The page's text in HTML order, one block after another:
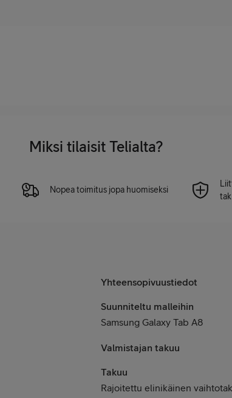
Miksi tilaisit Telialta?
Nopea toimitus jopa huomiseksi
Yhteensopivuustiedot
Suunniteltu malleihin
Samsung Galaxy Tab A8
Valmistajan takuu
Takuu
Rajoitettu elinikäinen